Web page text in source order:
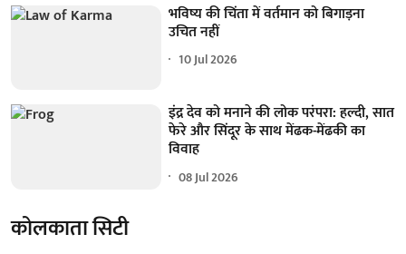
भविष्य की चिंता में वर्तमान को बिगाड़ना
उचित नहीं
10 Jul 2026
इंद्र देव को मनाने की लोक परंपरा: हल्दी, सात
फेरे और सिंदूर के साथ मेंढक-मेंढकी का
विवाह
08 Jul 2026
कोलकाता सिटी